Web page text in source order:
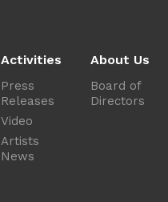
Activities
Press
Releases
Video
Artists
News
About Us
Board of
Directors